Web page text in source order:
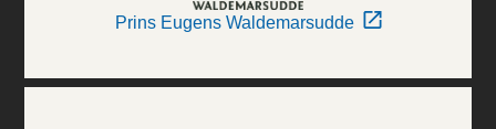
Prins Eugens Waldemarsudde